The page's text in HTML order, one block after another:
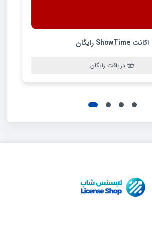
اکانت ShowTime رایگان
دریافت رایگان